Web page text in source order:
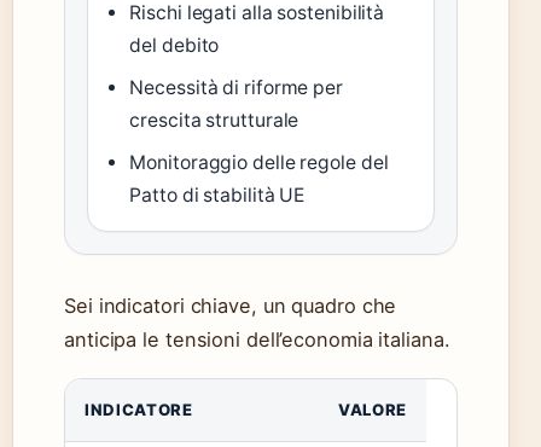
Rischi legati alla sostenibilità
del debito
Necessità di riforme per
crescita strutturale
Monitoraggio delle regole del
Patto di stabilità UE
Sei indicatori chiave, un quadro che
anticipa le tensioni dell’economia italiana.
INDICATORE VALORE